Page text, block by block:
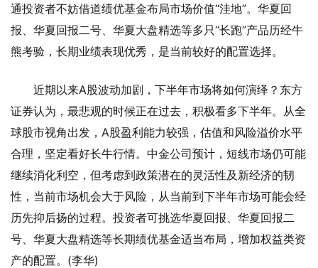
通投资者不妨借道绩优基金布局市场价值“洼地”。华夏回
报、华夏回报二号、华夏大盘精选等多只“长跑”产品历经牛
熊考验，长期业绩表现优秀，是当前较好的配置选择。
近期以来A股波动加剧，下半年市场将如何演绎？东方
证券认为，最悲观的时候正在过去，积极看多下半年。从全
球股市视角出发，A股盈利能力较强，估值和风险溢价水平
合理，坚定看好长牛行情。中金公司预计，短线市场仍可能
继续消化利空，但考虑到政策潜在的灵活性及新经济的韧
性，当前市场机会大于风险，从当前到下半年市场可能会经
历先抑后扬的过程。投资者可挑选华夏回报、华夏回报二
号、华夏大盘精选等长期绩优基金适当布局，增加权益类资
产的配置。(李华)